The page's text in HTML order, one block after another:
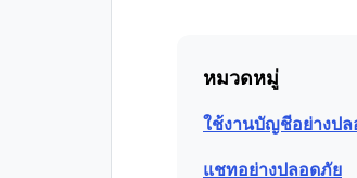
หมวดหมู่
ใช้งานบัญชีอย่างป
แชทอย่างปลอดภัย